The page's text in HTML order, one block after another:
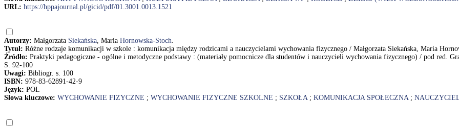
URL: https://hppajournal.pl/gicid/pdf/01.3001.0013.1521
Autorzy: Małgorzata Siekańska, Maria Hornowska-Stoch.
Tytuł: Różne rodzaje komunikacji w szkole : komunikacja między rodzicami a nauczycielami wychowania fizycznego / Małgorzata Siekańska, Maria
Źródło: Praktyki pedagogiczne - ogólne i metodyczne podstawy : (materiały pomocnicze dla studentów i nauczycieli wychowania fizycznego) / pod red.
S. 92-100
Uwagi: Bibliogr. s. 100
ISBN: 978-83-62891-42-9
Język: POL
Słowa kluczowe: WYCHOWANIE FIZYCZNE ; WYCHOWANIE FIZYCZNE SZKOLNE ; SZKOŁA; KOMUNIKACJA SPOŁECZNA;